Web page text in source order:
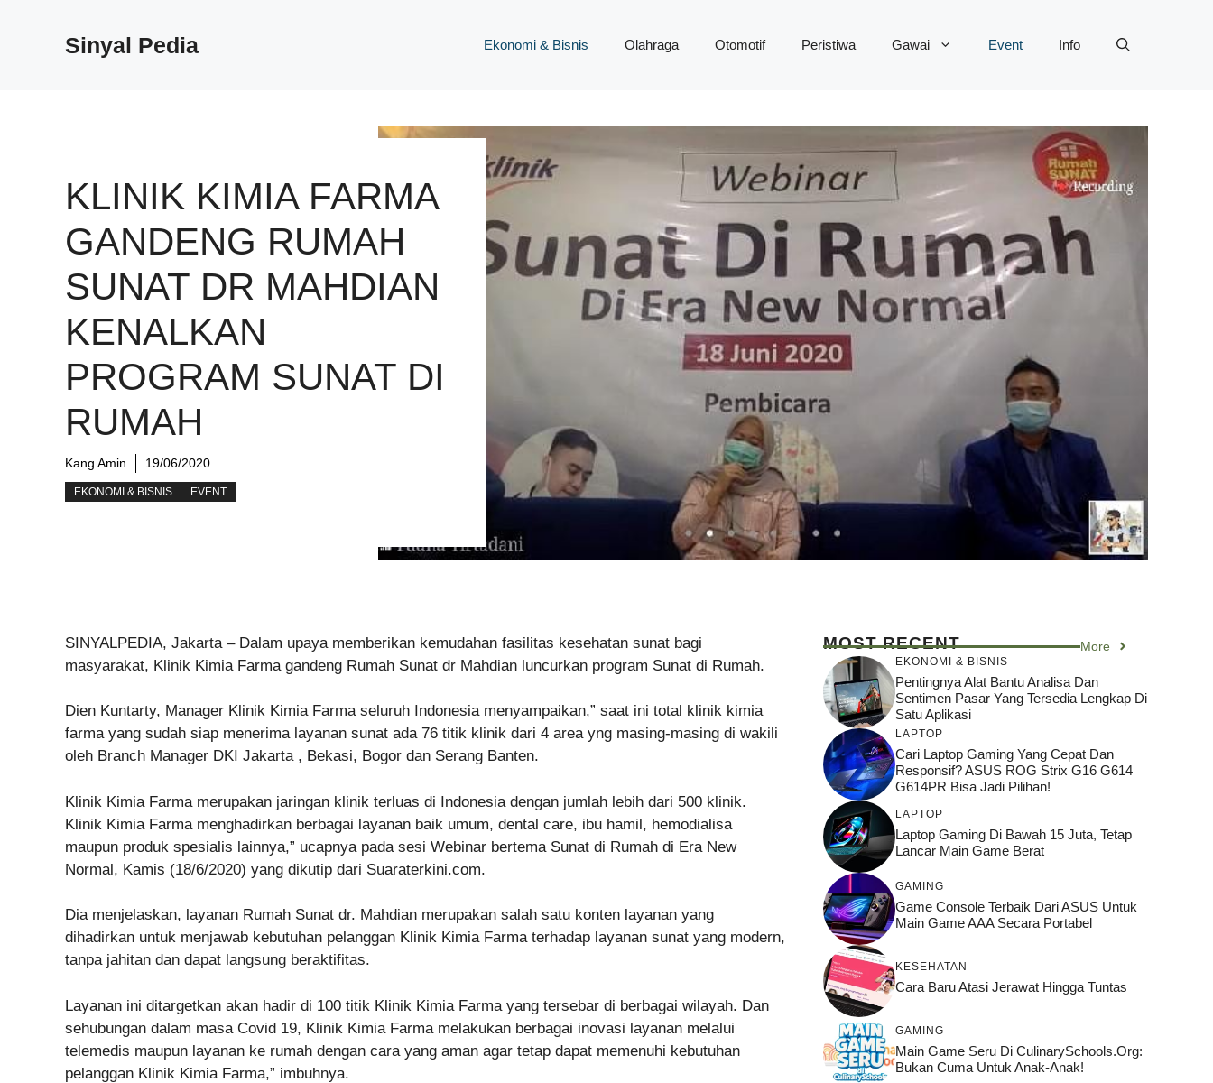
Sinyal Pedia Ekonomi & Bisnis Olahraga Otomotif Peristiwa Gawai Event Info
KLINIK KIMIA FARMA
GANDENG RUMAH
SUNAT DR MAHDIAN
KENALKAN
PROGRAM SUNAT DI
RUMAH
Kang Amin 19/06/2020
EKONOMI & BISNIS EVENT
SINYALPEDIA, Jakarta – Dalam upaya memberikan kemudahan fasilitas kesehatan sunat bagi
masyarakat, Klinik Kimia Farma gandeng Rumah Sunat dr Mahdian luncurkan program Sunat di Rumah.
Dien Kuntarty, Manager Klinik Kimia Farma seluruh Indonesia menyampaikan,” saat ini total klinik kimia
farma yang sudah siap menerima layanan sunat ada 76 titik klinik dari 4 area yng masing-masing di wakili
oleh Branch Manager DKI Jakarta , Bekasi, Bogor dan Serang Banten.
Klinik Kimia Farma merupakan jaringan klinik terluas di Indonesia dengan jumlah lebih dari 500 klinik.
Klinik Kimia Farma menghadirkan berbagai layanan baik umum, dental care, ibu hamil, hemodialisa
maupun produk spesialis lainnya,” ucapnya pada sesi Webinar bertema Sunat di Rumah di Era New
Normal, Kamis (18/6/2020) yang dikutip dari Suaraterkini.com.
Dia menjelaskan, layanan Rumah Sunat dr. Mahdian merupakan salah satu konten layanan yang
dihadirkan untuk menjawab kebutuhan pelanggan Klinik Kimia Farma terhadap layanan sunat yang modern,
tanpa jahitan dan dapat langsung beraktifitas.
Layanan ini ditargetkan akan hadir di 100 titik Klinik Kimia Farma yang tersebar di berbagai wilayah. Dan
sehubungan dalam masa Covid 19, Klinik Kimia Farma melakukan berbagai inovasi layanan melalui
telemedis maupun layanan ke rumah dengan cara yang aman agar tetap dapat memenuhi kebutuhan
pelanggan Klinik Kimia Farma,” imbuhnya.
MOST RECENT More
EKONOMI & BISNIS
Pentingnya Alat Bantu Analisa Dan
Sentimen Pasar Yang Tersedia Lengkap Di
Satu Aplikasi
LAPTOP
Cari Laptop Gaming Yang Cepat Dan
Responsif? ASUS ROG Strix G16 G614
G614PR Bisa Jadi Pilihan!
LAPTOP
Laptop Gaming Di Bawah 15 Juta, Tetap
Lancar Main Game Berat
GAMING
Game Console Terbaik Dari ASUS Untuk
Main Game AAA Secara Portabel
KESEHATAN
Cara Baru Atasi Jerawat Hingga Tuntas
GAMING
Main Game Seru Di CulinarySchools.org:
Bukan Cuma Untuk Anak-Anak!